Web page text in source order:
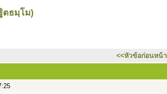
ตธมฺโม)
<<หัวข้อก่อนหน้า